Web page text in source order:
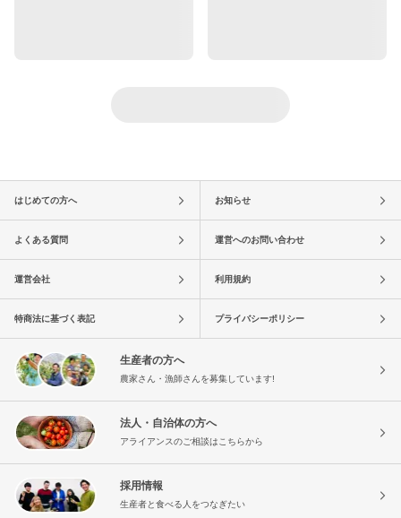
はじめての方へ お知らせ
よくある質問 運営へのお問い合わせ
運営会社 利用規約
特商法に基づく表記 プライバシーポリシー
生産者の方へ
農家さん・漁師さんを募集しています!
法人・自治体の方へ
アライアンスのご相談はこちらから
採用情報
生産者と食べる人をつなぎたい